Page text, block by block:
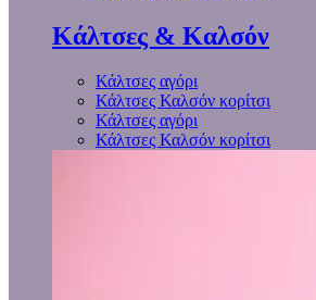
Κάλτσες & Καλσόν
Κάλτσες αγόρι
Κάλτσες Καλσόν κορίτσι
Κάλτσες αγόρι
Κάλτσες Καλσόν κορίτσι